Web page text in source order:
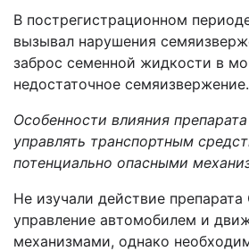
В пострегистрационном
вызывал нарушения
заброс семенной жидкости в
недостаточное семяизвержение.
Особенности влияния
управлять транспортным
потенциально опасными
Не изучали действие
управление автомобилем и
механизмами, однако